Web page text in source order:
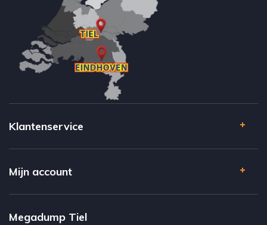
Klantenservice
Mijn account
Megadump Tiel